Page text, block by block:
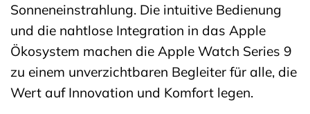
Sonneneinstrahlung. Die intuitive Bedienung
und die nahtlose Integration in das Apple
Ökosystem machen die Apple Watch Series 9
zu einem unverzichtbaren Begleiter für alle, die
Wert auf Innovation und Komfort legen.